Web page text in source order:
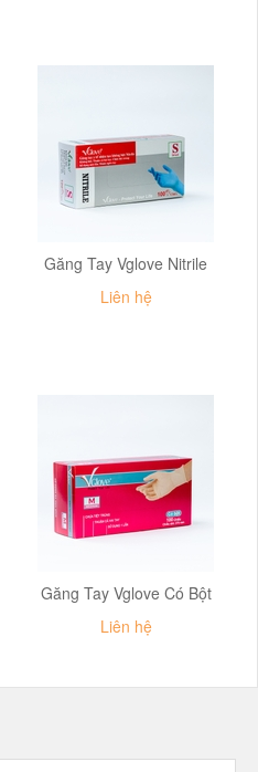
Găng Tay Vglove Nitrile
Liên hệ
Găng Tay Vglove Có Bột
Liên hệ